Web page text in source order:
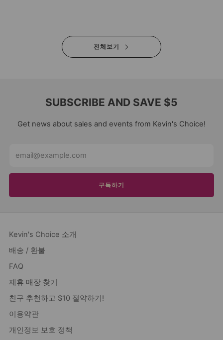
전체보기
SUBSCRIBE AND SAVE $5
Get news about sales and events from Kevin's Choice!
구독하기
Kevin's Choice 소개
배송 / 환불
FAQ
제휴 매장 찾기
친구 추천하고 $10 절약하기!
이용약관
개인정보 보호 정책